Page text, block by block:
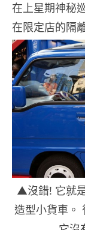
在上星期神秘
在限定店的隔
▲沒錯! 它就
造型小貨車。